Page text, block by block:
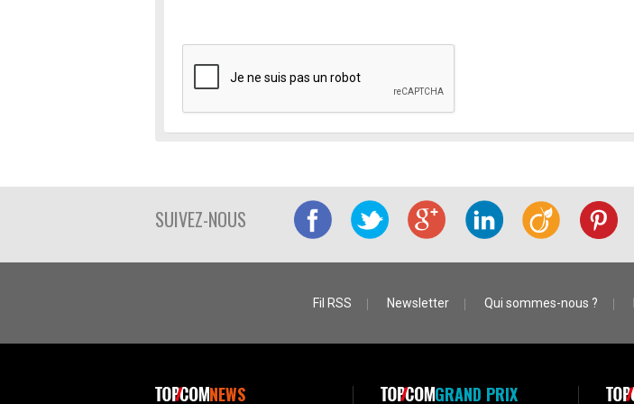
SUIVEZ-NOUS
Fil RSS Newsletter Qui sommes-nous ?
NEWS GRAND PRIX